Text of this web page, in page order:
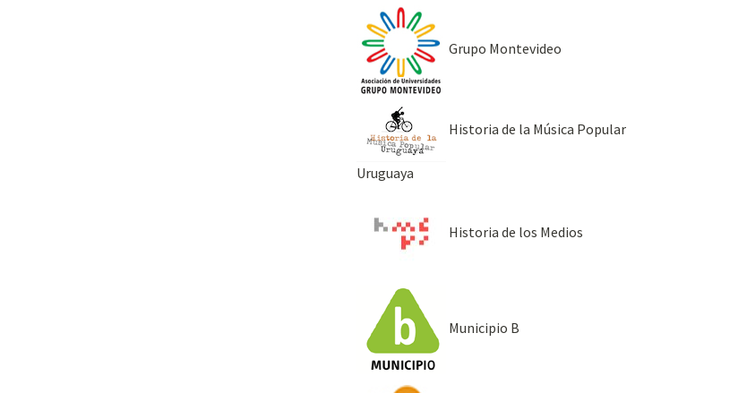
Grupo Montevideo
Historia de la Música Popular
Uruguaya
Historia de los Medios
Municipio B